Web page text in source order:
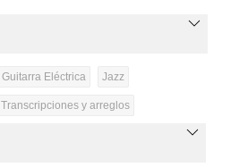
Guitarra Eléctrica Jazz
Transcripciones y arreglos